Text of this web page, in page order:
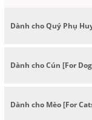
Dành cho Quý Phụ
Dành cho Cún [For
Dành cho Mèo [For